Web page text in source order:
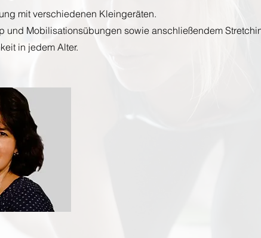
mit verschiedenen Kleingeräten.
und Mobilisationsübungen sowie anschließendem
in jedem Alter.